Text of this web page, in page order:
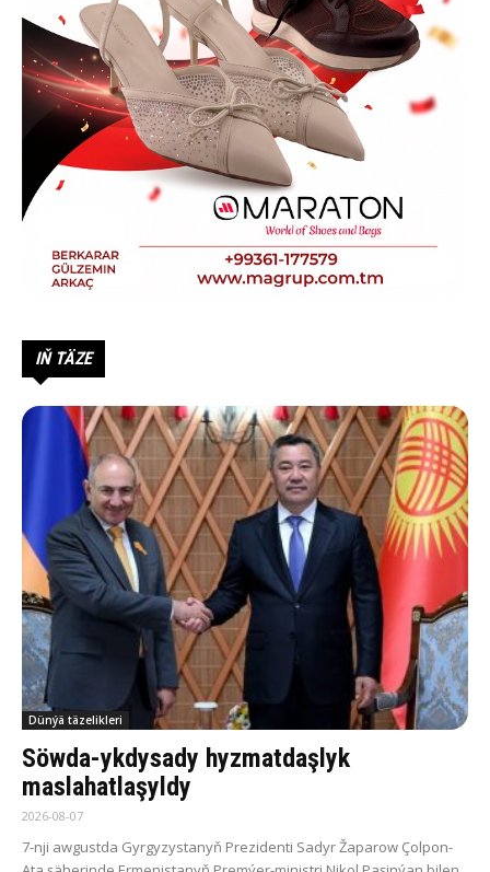
IŇ TÄZE
Dünýä täzelikleri
Söwda-ykdysady hyzmatdaşlyk
maslahatlaşyldy
2026-08-07
7-nji awgustda Gyrgyzystanyň Prezidenti Sadyr Žaparow Çolpon-